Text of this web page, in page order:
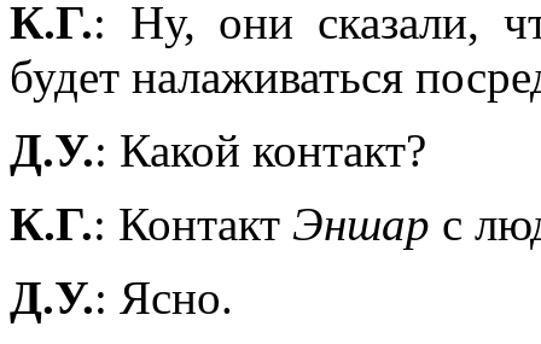
К.Г.: Ну, они сказали,
будет налаживаться
Д.У.: Какой контакт?
К.Г.: Контакт Эншар с
Д.У.: Ясно.